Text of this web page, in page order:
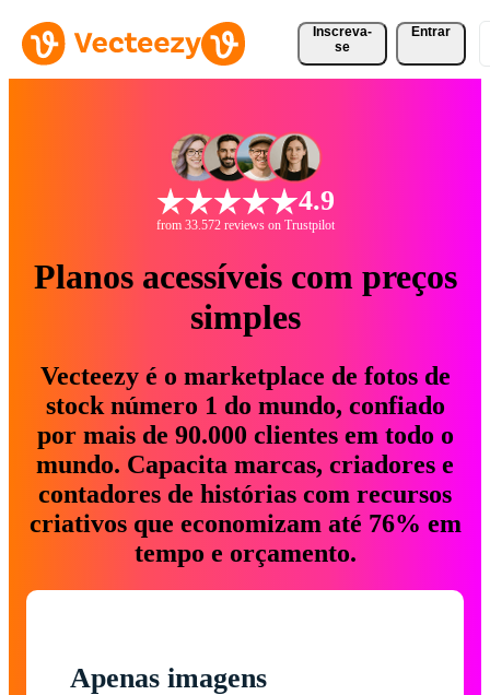
Inscreva-
se
Entrar
4.9
from 33.572 reviews on Trustpilot
Planos acessíveis com preços
simples
Vecteezy é o marketplace de fotos de
stock número 1 do mundo, confiado
por mais de 90.000 clientes em todo o
mundo. Capacita marcas, criadores e
contadores de histórias com recursos
criativos que economizam até 76% em
tempo e orçamento.
Apenas imagens